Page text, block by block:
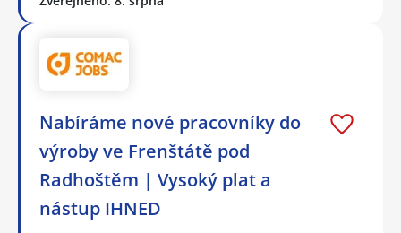
Nabíráme nové pracovníky do
výroby ve Frenštátě pod
Radhoštěm | Vysoký plat a
nástup IHNED